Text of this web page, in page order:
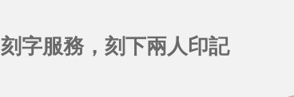
刻字服務，刻下兩人印記